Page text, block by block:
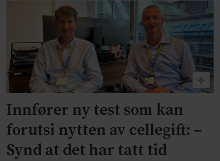
Innfører ny test som kan
forutsi nytten av cellegift: –
Synd at det har tatt tid